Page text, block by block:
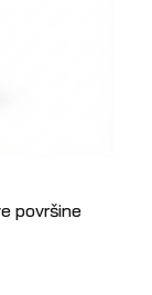
površine